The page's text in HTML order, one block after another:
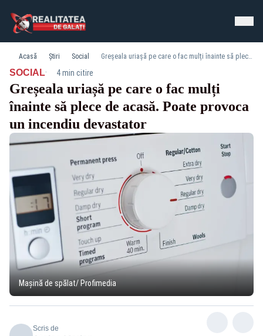
Acasă Știri Social Greșeala uriașă pe care o fac mulți înainte să plece de acasă. Poate provoca un incendiu devastator
SOCIAL· 4 min citire
Greșeala uriașă pe care o fac mulți
înainte să plece de acasă. Poate provoca
un incendiu devastator
Mașină de spălat/ Profimedia
Scris de